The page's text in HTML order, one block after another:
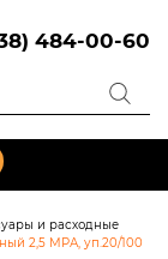
484-00-60
и расходные
2,5 МРА, уп.20/100